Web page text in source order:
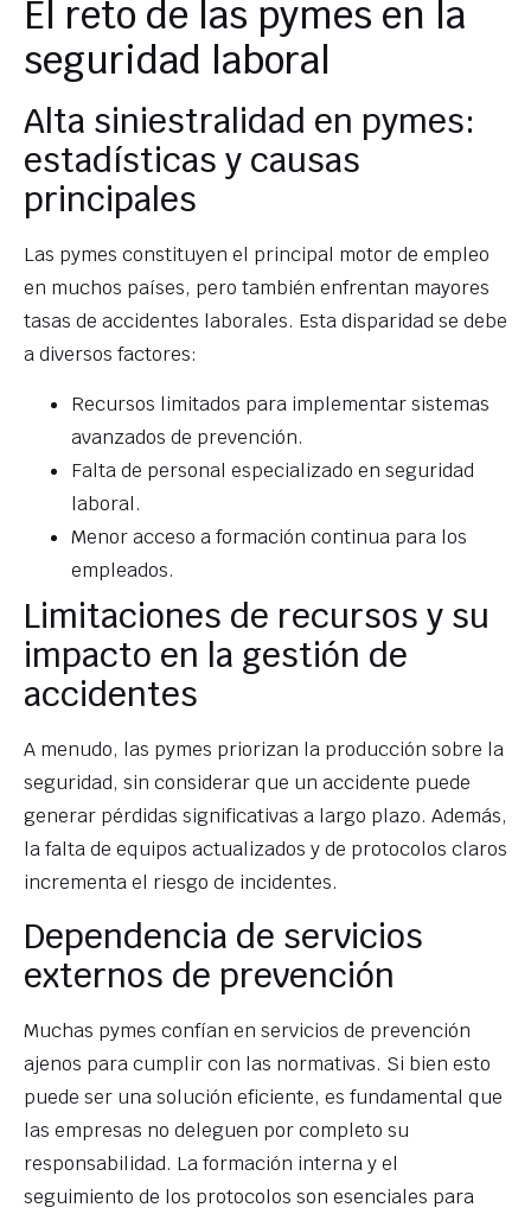
El reto de las pymes en la
seguridad laboral
Alta siniestralidad en pymes:
estadísticas y causas
principales
Las pymes constituyen el principal motor de empleo
en muchos países, pero también enfrentan mayores
tasas de accidentes laborales. Esta disparidad se debe
a diversos factores:
Recursos limitados para implementar sistemas
avanzados de prevención.
Falta de personal especializado en seguridad
laboral.
Menor acceso a formación continua para los
empleados.
Limitaciones de recursos y su
impacto en la gestión de
accidentes
A menudo, las pymes priorizan la producción sobre la
seguridad, sin considerar que un accidente puede
generar pérdidas significativas a largo plazo. Además,
la falta de equipos actualizados y de protocolos claros
incrementa el riesgo de incidentes.
Dependencia de servicios
externos de prevención
Muchas pymes confían en servicios de prevención
ajenos para cumplir con las normativas. Si bien esto
puede ser una solución eficiente, es fundamental que
las empresas no deleguen por completo su
responsabilidad. La formación interna y el
seguimiento de los protocolos son esenciales para